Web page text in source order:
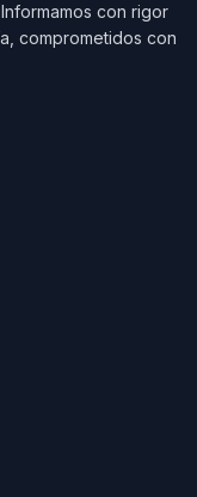
con rigor
comprometidos con